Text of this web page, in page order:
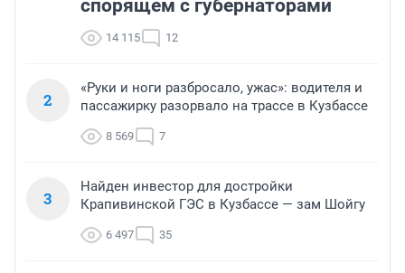
спорящем с губернаторами
14 115 12
2
«Руки и ноги разбросало, ужас»: водителя и
пассажирку разорвало на трассе в Кузбассе
8 569 7
3
Найден инвестор для достройки
Крапивинской ГЭС в Кузбассе — зам Шойгу
6 497 35